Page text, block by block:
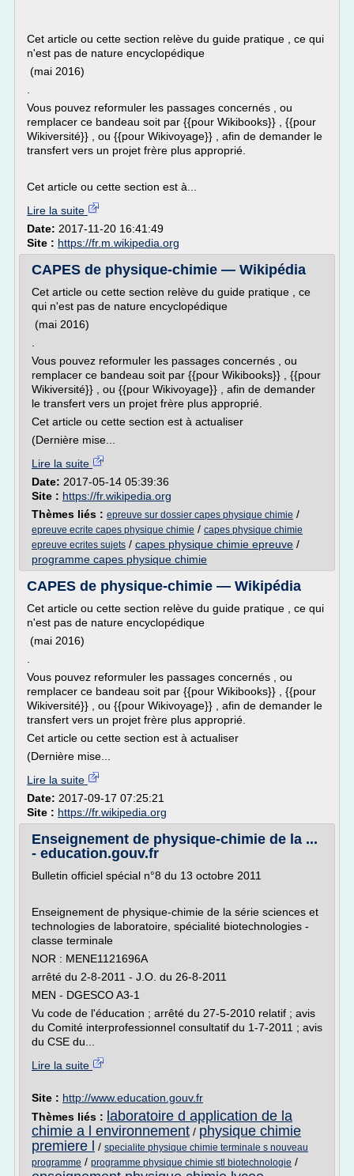
Cet article ou cette section relève du guide pratique , ce qui
n'est pas de nature encyclopédique
(mai 2016)
Vous pouvez reformuler les passages concernés , ou
remplacer ce bandeau soit par {{pour Wikibooks}} , {{pour
Wikiversité}} , ou {{pour Wikivoyage}} , afin de demander le
transfert vers un projet frère plus approprié.
Cet article ou cette section est à...
Lire la suite
Date: 2017-11-20 16:41:49
Site : https://fr.m.wikipedia.org
CAPES de physique-chimie — Wikipédia
Cet article ou cette section relève du guide pratique , ce
qui n'est pas de nature encyclopédique
(mai 2016)
Vous pouvez reformuler les passages concernés , ou
remplacer ce bandeau soit par {{pour Wikibooks}} , {{pour
Wikiversité}} , ou {{pour Wikivoyage}} , afin de demander
le transfert vers un projet frère plus approprié.
Cet article ou cette section est à actualiser
(Dernière mise...
Lire la suite
Date: 2017-05-14 05:39:36
Site : https://fr.wikipedia.org
Thèmes liés : epreuve sur dossier capes physique chimie /
epreuve ecrite capes physique chimie / capes physique chimie
epreuve ecrites sujets / capes physique chimie epreuve /
programme capes physique chimie
CAPES de physique-chimie — Wikipédia
Cet article ou cette section relève du guide pratique , ce qui
n'est pas de nature encyclopédique
(mai 2016)
Vous pouvez reformuler les passages concernés , ou
remplacer ce bandeau soit par {{pour Wikibooks}} , {{pour
Wikiversité}} , ou {{pour Wikivoyage}} , afin de demander le
transfert vers un projet frère plus approprié.
Cet article ou cette section est à actualiser
(Dernière mise...
Lire la suite
Date: 2017-09-17 07:25:21
Site : https://fr.wikipedia.org
Enseignement de physique-chimie de la ...
- education.gouv.fr
Bulletin officiel spécial n°8 du 13 octobre 2011
Enseignement de physique-chimie de la série sciences et
technologies de laboratoire, spécialité biotechnologies -
classe terminale
NOR : MENE1121696A
arrêté du 2-8-2011 - J.O. du 26-8-2011
MEN - DGESCO A3-1
Vu code de l'éducation ; arrêté du 27-5-2010 relatif ; avis
du Comité interprofessionnel consultatif du 1-7-2011 ; avis
du CSE du...
Lire la suite
Site : http://www.education.gouv.fr
Thèmes liés : laboratoire d application de la
chimie a l environnement / physique chimie
premiere l
/ specialite physique chimie terminale s nouveau
programme / programme physique chimie stl biotechnologie /